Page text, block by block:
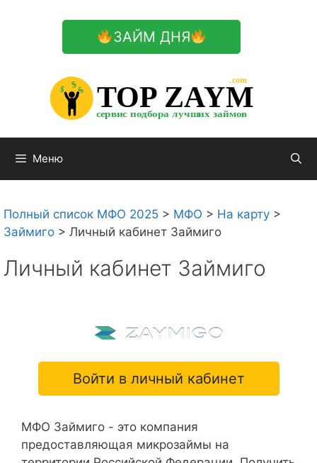
ЗАЙМ ДНЯ
TOP ZAYM
сервис подбора лучших займов
.com
$
$
$
Меню
Полный список МФО 2025 > МФО > На карту >
Займиго > Личный кабинет Займиго
Личный кабинет Займиго
Войти в личный кабинет
МФО Займиго - это компания
предоставляющая микрозаймы на